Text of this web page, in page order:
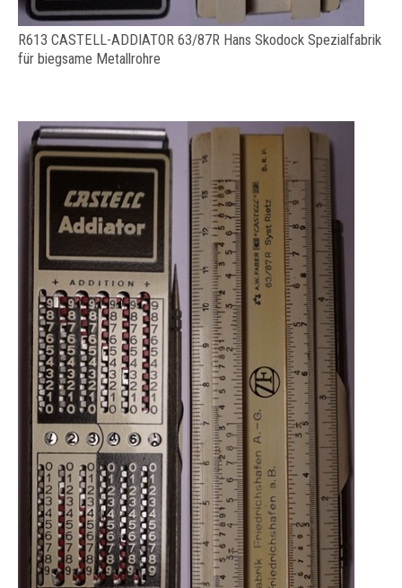
R613 CASTELL-ADDIATOR 63/87R Hans Skodock Spezialfabrik
für biegsame Metallrohre